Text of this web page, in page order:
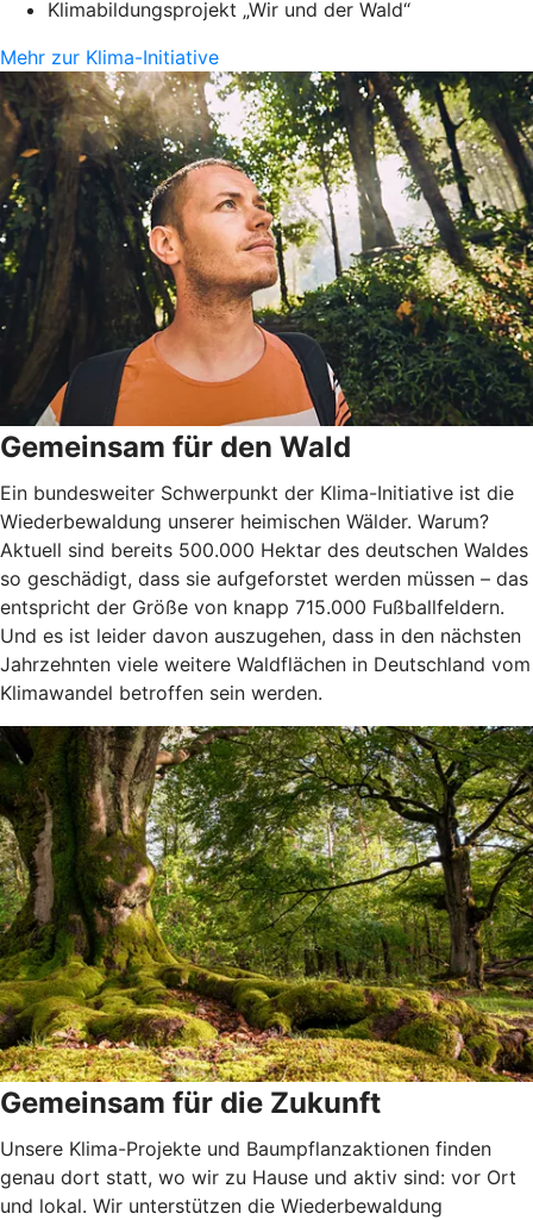
Klimabildungsprojekt „Wir und der Wald“
Mehr zur Klima-Initiative
Gemeinsam für den Wald
Ein bundesweiter Schwerpunkt der Klima-Initiative ist die
Wiederbewaldung unserer heimischen Wälder. Warum?
Aktuell sind bereits 500.000 Hektar des deutschen Waldes
so geschädigt, dass sie aufgeforstet werden müssen – das
entspricht der Größe von knapp 715.000 Fußballfeldern.
Und es ist leider davon auszugehen, dass in den nächsten
Jahrzehnten viele weitere Waldflächen in Deutschland vom
Klimawandel betroffen sein werden.
Gemeinsam für die Zukunft
Unsere Klima-Projekte und Baumpflanzaktionen finden
genau dort statt, wo wir zu Hause und aktiv sind: vor Ort
und lokal. Wir unterstützen die Wiederbewaldung